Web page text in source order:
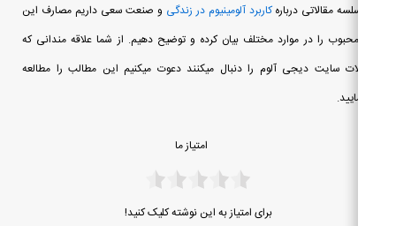
مقالاتی دربارهکاربرد آلومینیوم در زندگیو صنعت سعی داریم مصارف این
را در موارد مختلف بیان کرده و توضیح دهیم. از شما علاقه مندانی که
سایت دیجی آلوم را دنبال میکنند دعوت میکنیم این مطالب را مطالعه
برای امتیاز به این نوشته کلیک کنید!